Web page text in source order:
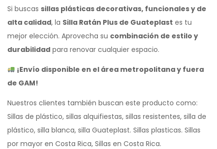
Si buscas sillas plásticas decorativas, funcionales y de
alta calidad, la Silla Ratán Plus de Guateplast es tu
mejor elección. Aprovecha su combinación de estilo y
durabilidad para renovar cualquier espacio.
¡Envío disponible en el área metropolitana y fuera
de GAM!
Nuestros clientes también buscan este producto como:
Sillas de plástico, sillas alquifiestas, sillas resistentes, silla de
plástico, silla blanca, silla Guateplast. Sillas plasticas. Sillas
por mayor en Costa Rica, Sillas en Costa Rica.